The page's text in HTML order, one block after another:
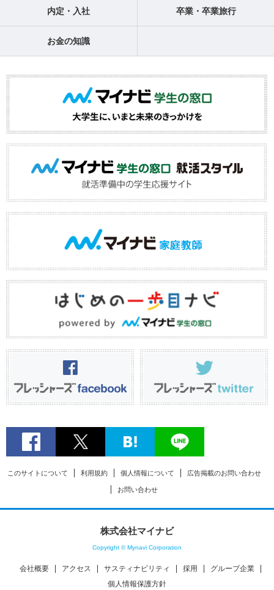
内定・入社 卒業・卒業旅行
お金の知識
このサイトについて 利用規約 個人情報について 広告掲載のお問い合わせ
お問い合わせ
株式会社マイナビ
Copyright © Mynavi Corporation
会社概要 アクセス サスティナビリティ 採用
グループ企業
個人情報保護方針